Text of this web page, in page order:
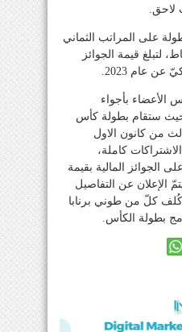
لاحق.
على المراتب الثماني
لتبلغ قيمة الجوائز
الأعضاء بأجواء
حيث ستقام بطولة كأس
والثالث من كانون الاول
كاملة،
الجوائز المالية بقيمة
الإعلان عن التفاصيل
كلّ من طوني برنابا
بطولة الكأس.